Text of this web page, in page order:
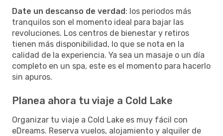
Date un descanso de verdad: los periodos más
tranquilos son el momento ideal para bajar las
revoluciones. Los centros de bienestar y retiros
tienen más disponibilidad, lo que se nota en la
calidad de la experiencia. Ya sea un masaje o un día
completo en un spa, este es el momento para hacerlo
sin apuros.
Planea ahora tu viaje a Cold Lake
Organizar tu viaje a Cold Lake es muy fácil con
eDreams. Reserva vuelos, alojamiento y alquiler de